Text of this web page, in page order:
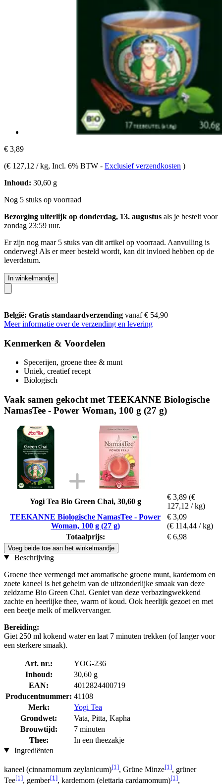
€ 3,89
(€ 127,12 / kg, Incl. 6% BTW - Exclusief verzendkosten )
Inhoud: 30,60 g
Nog 5 stuks op voorraad
Bezorging uiterlijk op donderdag, 13. augustus als je bestelt voor
zondag 23:59 uur.
Er zijn nog maar 5 stuks van dit artikel op voorraad. Aanvulling is
onderweg! Als er meer besteld wordt, kan dit invloed hebben op de
leverdatum.
In winkelmandje
België: Gratis standaardverzending vanaf € 54,90
Meer informatie over de verzending en levering
Kenmerken & Voordelen
Specerijen, groene thee & munt
Uniek, creatief recept
Biologisch
Vaak samen gekocht met TEEKANNE Biologische
NamasTee - Power Woman, 100 g (27 g)
Yogi Tea Bio Green Chai, 30,60 g
€ 3,89 (€
127,12 / kg)
TEEKANNE Biologische NamasTee - Power
Woman, 100 g (27 g)
€ 3,09
(€ 114,44 / kg)
Totaalprijs:
€ 6,98
Voeg beide toe aan het winkelmandje
Beschrijving
Groene thee vermengd met aromatische groene munt, kardemom en
zoete kaneel is het geheim van de uitzonderlijke smaak van deze
zeldzame Bio Green Chai. Geniet van deze verbazingwekkend
zachte en heerlijke thee, warm of koud. Ook heerlijk gezoet en met
een beetje melk of melkvervanger.
Bereiding:
Giet 250 ml kokend water en laat 7 minuten trekken (of langer voor
een sterkere smaak).
Art. nr.:
YOG-236
Inhoud:
30,60 g
EAN:
4012824400719
Producentnummer: 41108
Merk:
Yogi Tea
Grondwet:
Vata, Pitta, Kapha
Brouwtijd:
7 minuten
Thee:
In een theezakje
Ingrediënten
kaneel (cinnamomum zeylanicum)[1], Grüne Minze[1], grüner
Tee[1], gember[1], kardemom (elettaria cardamomum)[1],